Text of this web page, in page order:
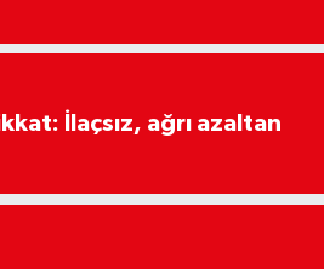
İlaçsız, ağrı azaltan